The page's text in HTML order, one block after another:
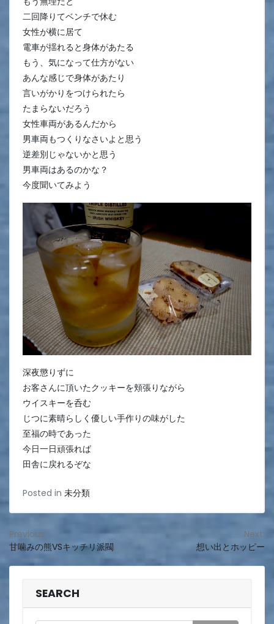
二回降りてベンチで休む
女性が横に居て
電車が揺れると身体があたる
もう、気になって仕方がない
あんな感じで身体があたり
言いがかりをつけられたら
たまらないだろう
女性車両があるんだから
男車両もつくりなさいよと思う
逆差別じゃないかと思う
男車両はあるのかな？
今度聞いてみよう
深夜懲りずに
お客さんに頂いたクッキーを頬張りながら
ウイスキーを呑む
じつに素晴らしく優しい手作りの味がした
至福の時であった
今日一日頑張れば
田舎に戻れるぞな
Posted in 未分類
投
稿
Previous:
甘噛みの熊VSキッチリ派閥
Next:
想い出とホッピー
SEARCH